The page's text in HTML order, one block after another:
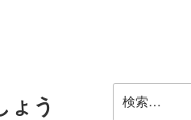
ょう
索: